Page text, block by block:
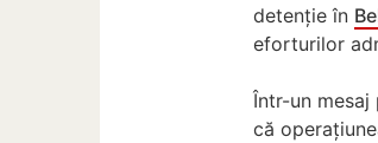
detenție în
eforturilor
Într-un
că